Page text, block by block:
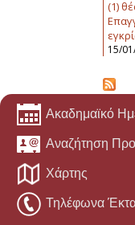
(1)
15/
Ακαδημαϊκό
Αναζήτηση
Χάρτης
Τηλέφωνα